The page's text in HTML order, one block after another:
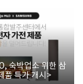
숙박업소 위한 삼
품 특가 개시>